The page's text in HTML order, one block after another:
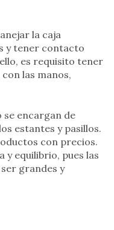
la caja
y tener contacto
es requisito tener
las manos,
se encargan de
estantes y pasillos.
con precios.
equilibrio, pues las
grandes y